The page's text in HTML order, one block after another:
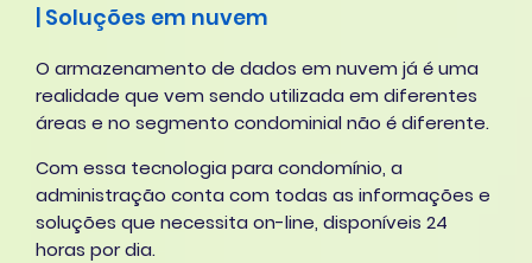
| Soluções em nuvem
O armazenamento de dados em nuvem já é uma
realidade que vem sendo utilizada em diferentes
áreas e no segmento condominial não é diferente.
Com essa tecnologia para condomínio, a
administração conta com todas as informações e
soluções que necessita on-line, disponíveis 24
horas por dia.